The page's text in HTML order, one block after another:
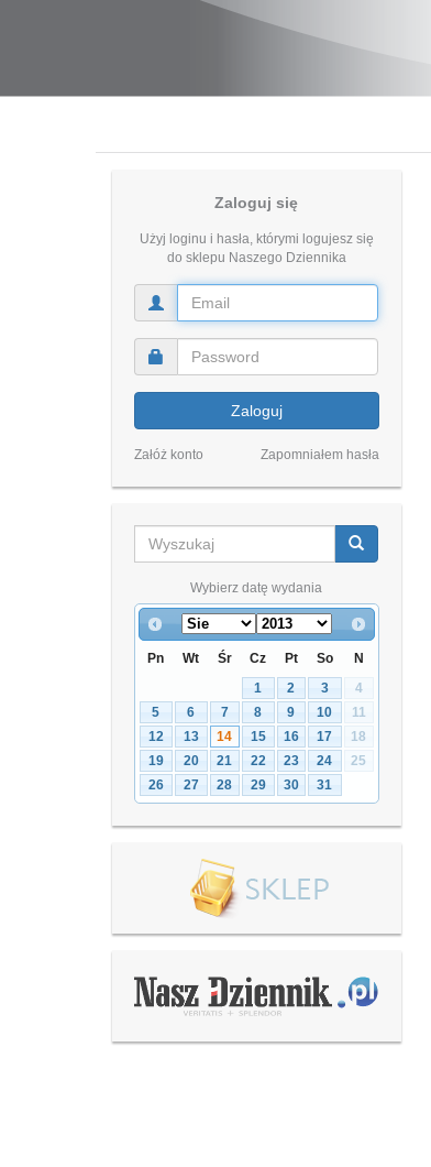
Zaloguj się
Użyj loginu i hasła, którymi logujesz się
do sklepu Naszego Dziennika
Zaloguj
Załóż konto Zapomniałem hasła
Wybierz datę wydania
Pn Wt Śr Cz Pt So
N
1
2 3
4
5
6 7 8 9 10
11
12
13 14 15 16 17
18
19
20 21 22 23 24
25
26
27 28 29 30 31